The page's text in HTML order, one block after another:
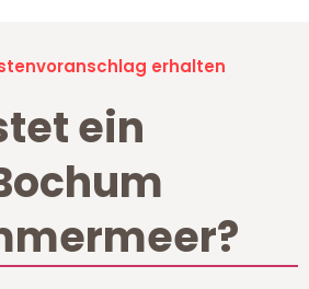
erhalten
ein